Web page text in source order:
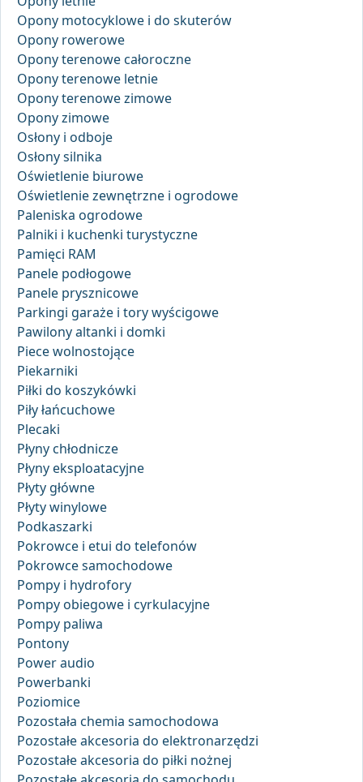
Opony motocyklowe i do skuterów
Opony rowerowe
Opony terenowe całoroczne
Opony terenowe letnie
Opony terenowe zimowe
Opony zimowe
Osłony i odboje
Osłony silnika
Oświetlenie biurowe
Oświetlenie zewnętrzne i ogrodowe
Paleniska ogrodowe
Palniki i kuchenki turystyczne
Pamięci RAM
Panele podłogowe
Panele prysznicowe
Parkingi garaże i tory wyścigowe
Pawilony altanki i domki
Piece wolnostojące
Piekarniki
Piłki do koszykówki
Piły łańcuchowe
Plecaki
Płyny chłodnicze
Płyny eksploatacyjne
Płyty główne
Płyty winylowe
Podkaszarki
Pokrowce i etui do telefonów
Pokrowce samochodowe
Pompy i hydrofory
Pompy obiegowe i cyrkulacyjne
Pompy paliwa
Pontony
Power audio
Powerbanki
Poziomice
Pozostała chemia samochodowa
Pozostałe akcesoria do elektronarzędzi
Pozostałe akcesoria do piłki nożnej